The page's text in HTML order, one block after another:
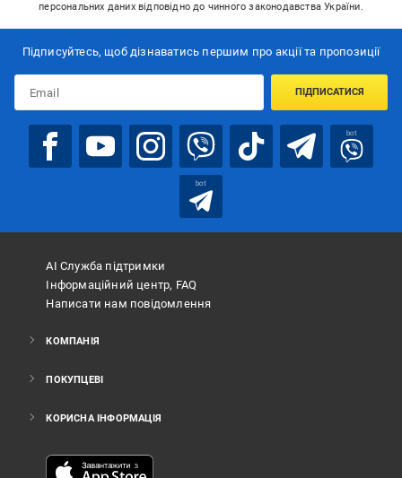
персональних даних відповідно до чинного законодавства України.
Підписуйтесь, щоб дізнаватись першим про акції та пропозиції
ПІДПИСАТИСЯ
bot
bot
АІ Служба підтримки
Інформаційний центр, FAQ
Написати нам повідомлення
КОМПАНІЯ
ПОКУПЦЕВІ
КОРИСНА ІНФОРМАЦІЯ